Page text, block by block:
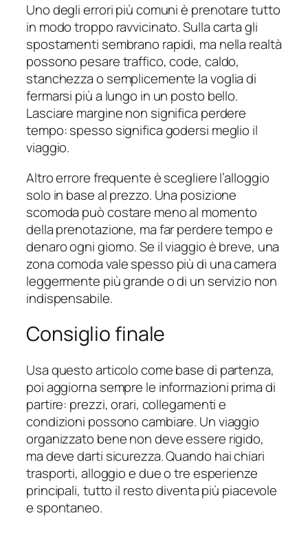
Uno degli errori più comuni è prenotare tutto
in modo troppo ravvicinato. Sulla carta gli
spostamenti sembrano rapidi, ma nella realtà
possono pesare traffico, code, caldo,
stanchezza o semplicemente la voglia di
fermarsi più a lungo in un posto bello.
Lasciare margine non significa perdere
tempo: spesso significa godersi meglio il
viaggio.
Altro errore frequente è scegliere l’alloggio
solo in base al prezzo. Una posizione
scomoda può costare meno al momento
della prenotazione, ma far perdere tempo e
denaro ogni giorno. Se il viaggio è breve, una
zona comoda vale spesso più di una camera
leggermente più grande o di un servizio non
indispensabile.
Consiglio finale
Usa questo articolo come base di partenza,
poi aggiorna sempre le informazioni prima di
partire: prezzi, orari, collegamenti e
condizioni possono cambiare. Un viaggio
organizzato bene non deve essere rigido,
ma deve darti sicurezza. Quando hai chiari
trasporti, alloggio e due o tre esperienze
principali, tutto il resto diventa più piacevole
e spontaneo.